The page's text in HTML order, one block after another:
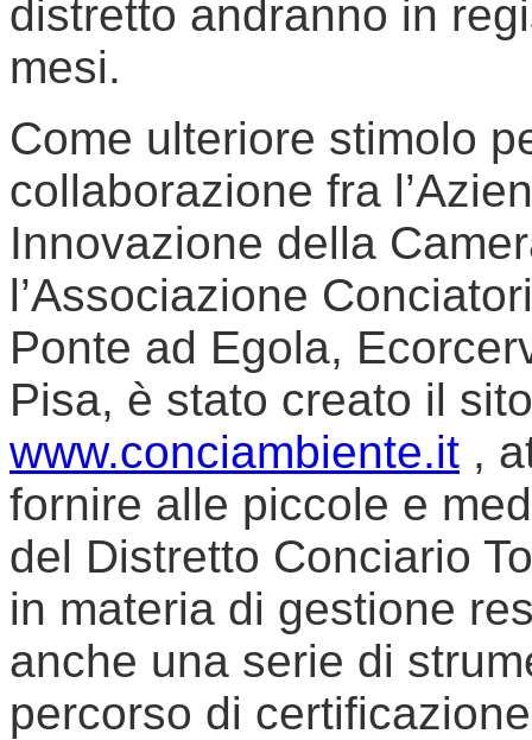
distretto andranno in
mesi.
Come ulteriore stimolo
collaborazione fra
Innovazione della
l’Associazione
Ponte ad Egola,
Pisa, è stato creato il
www.conciambiente.it , a
fornire alle piccole e
del Distretto Conciario
in materia di gestione
anche una serie di
percorso di